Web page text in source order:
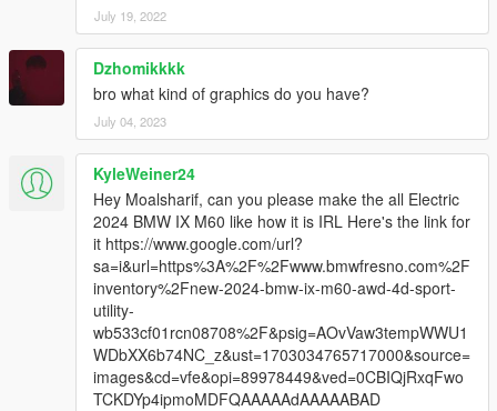
July 19, 2022
Dzhomikkkk
bro what kind of graphics do you have?
July 04, 2023
KyleWeiner24
Hey Moalsharif, can you please make the all Electric
2024 BMW IX M60 like how it is IRL Here's the link for
it https://www.google.com/url?
sa=i&url=https%3A%2F%2Fwww.bmwfresno.com%2F
inventory%2Fnew-2024-bmw-ix-m60-awd-4d-sport-
utility-
wb533cf01rcn08708%2F&psig=AOvVaw3tempWWU1
WDbXX6b74NC_z&ust=1703034765717000&source=
images&cd=vfe&opi=89978449&ved=0CBIQjRxqFwo
TCKDYp4ipmoMDFQAAAAAdAAAAABAD